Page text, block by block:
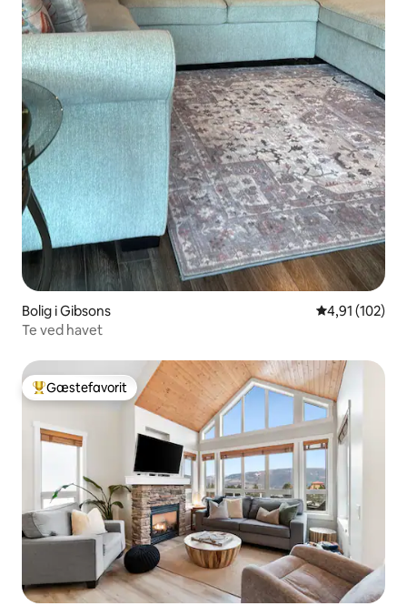
Bolig i Gibsons 4,91 ud af 5 i
4,91 (102)
Te ved havet
Bedste gæstefavorit
Gæstefavorit